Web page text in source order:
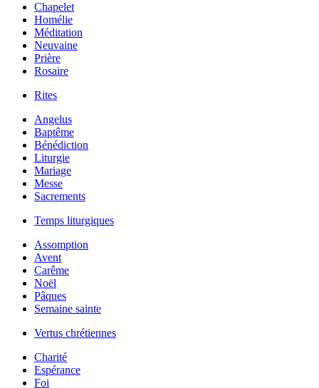
Chapelet
Homélie
Méditation
Neuvaine
Prière
Rosaire
Rites
Angelus
Baptême
Bénédiction
Liturgie
Mariage
Messe
Sacrements
Temps liturgiques
Assomption
Avent
Carême
Noël
Pâques
Semaine sainte
Vertus chrétiennes
Charité
Espérance
Foi